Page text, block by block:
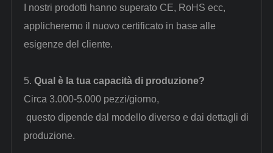
I nostri prodotti hanno superato CE, RoHS ecc,
applicheremo il nuovo certificato in base alle
esigenze del cliente.
5. Qual è la tua capacità di produzione?
Circa 3.000-5.000 pezzi/giorno,
questo dipende dal modello diverso e dai dettagli di
produzione.